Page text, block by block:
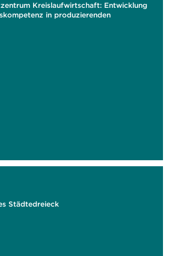
Kreislaufwirtschaft: Entwicklung
in produzierenden
Städtedreieck